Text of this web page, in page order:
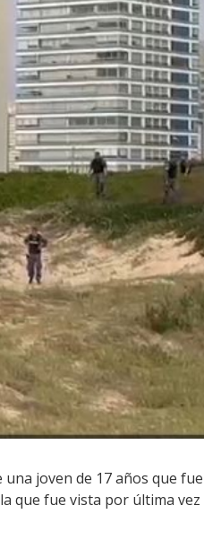
joven de 17 años que fue
que fue vista por última vez